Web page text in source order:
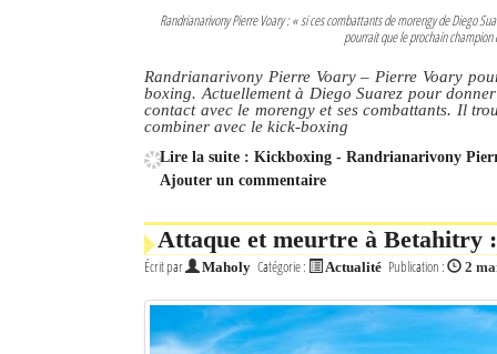
Randrianarivony Pierre Voary : « si ces combattants de morengy de Diego
pourrait que le prochain
Randrianarivony Pierre Voary – Pierre Voary
boxing. Actuellement à Diego Suarez pour
contact avec le morengy et ses combattants. Il
combiner avec le kick-boxing
Lire la suite : Kickboxing - Randrianarivony
Ajouter un commentaire
Attaque et meurtre à Betahitry
Écrit par Maholy Catégorie : Actualité Publication : 2